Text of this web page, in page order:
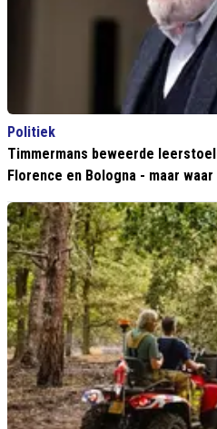
Politiek
Timmermans beweerde
Florence en Bologna - maar